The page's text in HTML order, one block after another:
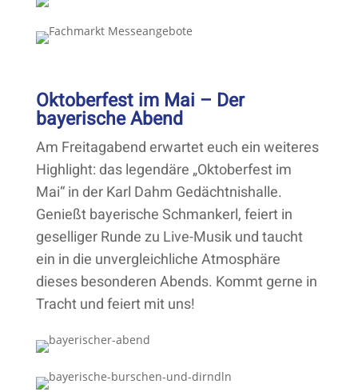
Oktoberfest im Mai – Der
bayerische Abend
Am Freitagabend erwartet euch ein weiteres
Highlight: das legendäre „Oktoberfest im
Mai“ in der Karl Dahm Gedächtnishalle.
Genießt bayerische Schmankerl, feiert in
geselliger Runde zu Live-Musik und taucht
ein in die unvergleichliche Atmosphäre
dieses besonderen Abends. Kommt gerne in
Tracht und feiert mit uns!